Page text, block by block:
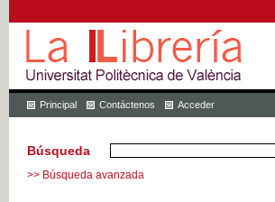
Principal Contáctenos Acceder
Búsqueda
>> Búsqueda avanzada